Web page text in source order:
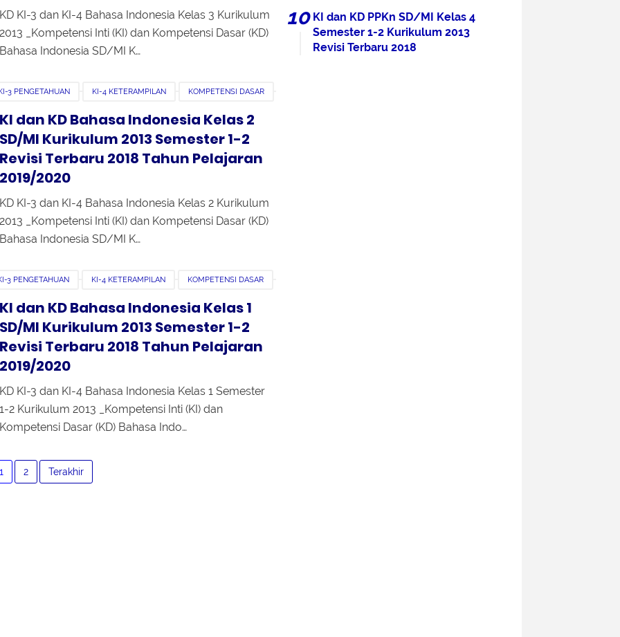
KD KI-3 dan KI-4 Bahasa Indonesia Kelas 3 Kurikulum
2013 _Kompetensi Inti (KI) dan Kompetensi Dasar (KD)
Bahasa Indonesia SD/MI K…
3 PENGETAHUAN KI-4 KETERAMPILAN KOMPETENSI DASAR
KI dan KD Bahasa Indonesia Kelas 2
SD/MI Kurikulum 2013 Semester 1-2
Revisi Terbaru 2018 Tahun Pelajaran
2019/2020
KD KI-3 dan KI-4 Bahasa Indonesia Kelas 2 Kurikulum
2013 _Kompetensi Inti (KI) dan Kompetensi Dasar (KD)
Bahasa Indonesia SD/MI K…
3 PENGETAHUAN KI-4 KETERAMPILAN KOMPETENSI DASAR
KI dan KD Bahasa Indonesia Kelas 1
SD/MI Kurikulum 2013 Semester 1-2
Revisi Terbaru 2018 Tahun Pelajaran
2019/2020
KD KI-3 dan KI-4 Bahasa Indonesia Kelas 1 Semester
1-2 Kurikulum 2013 _Kompetensi Inti (KI) dan
Kompetensi Dasar (KD) Bahasa Indo…
1 2 Terakhir
KI dan KD PPKn SD/MI Kelas 4
Semester 1-2 Kurikulum 2013
Revisi Terbaru 2018